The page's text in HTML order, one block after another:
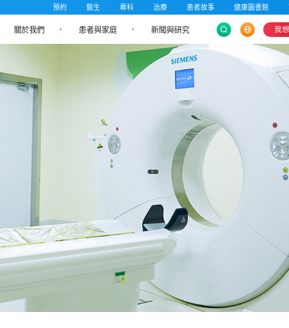
預約 醫生 專科 治療 患者故事 健康圖書館
關於我們 患者與家庭 新聞與研究 我